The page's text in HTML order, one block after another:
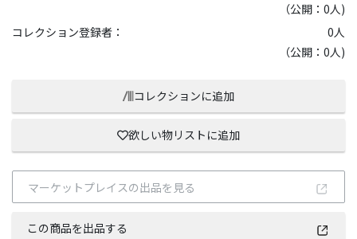
（公開：0人)
コレクション登録者：
0人
（公開：0人)
コレクションに追加
欲しい物リストに追加
マーケットプレイスの出品を見る
この商品を出品する